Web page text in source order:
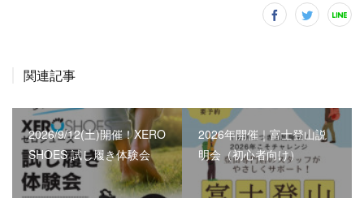
関連記事
2026/9/12(土)開催！XERO
SHOES 試し履き体験会
2026年開催｜富士登山説
明会（初心者向け）